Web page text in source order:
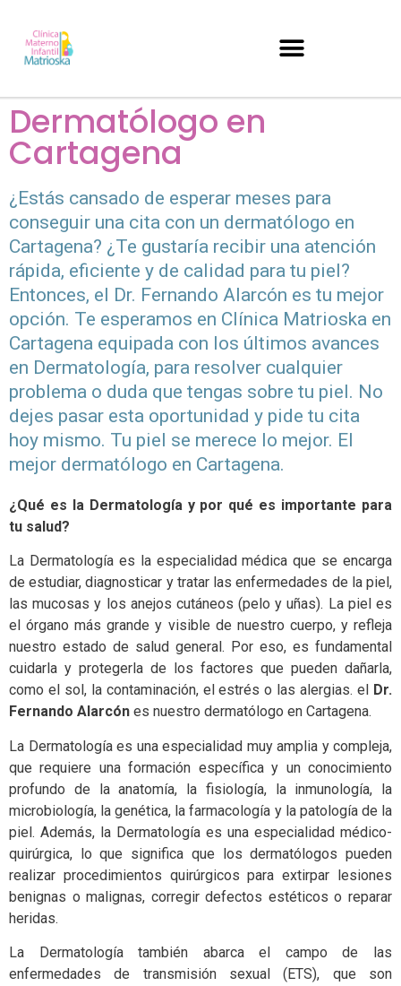
Dermatólogo en
Cartagena
¿Estás cansado de esperar meses para
conseguir una cita con un dermatólogo en
Cartagena? ¿Te gustaría recibir una atención
rápida, eficiente y de calidad para tu piel?
Entonces, el Dr. Fernando Alarcón es tu mejor
opción. Te esperamos en Clínica Matrioska en
Cartagena equipada con los últimos avances
en Dermatología, para resolver cualquier
problema o duda que tengas sobre tu piel. No
dejes pasar esta oportunidad y pide tu cita
hoy mismo. Tu piel se merece lo mejor. El
mejor dermatólogo en Cartagena.
¿Qué es la Dermatología y por qué es importante para
tu salud?
La Dermatología es la especialidad médica que se encarga
de estudiar, diagnosticar y tratar las enfermedades de la piel,
las mucosas y los anejos cutáneos (pelo y uñas). La piel es
el órgano más grande y visible de nuestro cuerpo, y refleja
nuestro estado de salud general. Por eso, es fundamental
cuidarla y protegerla de los factores que pueden dañarla,
como el sol, la contaminación, el estrés o las alergias. el
Dr.
Fernando Alarcón es nuestro dermatólogo en Cartagena.
La Dermatología es una especialidad muy amplia y compleja,
que requiere una formación específica y un conocimiento
profundo de la anatomía, la fisiología, la inmunología, la
microbiología, la genética, la farmacología y la patología de la
piel. Además, la Dermatología es una especialidad médico-
quirúrgica, lo que significa que los dermatólogos pueden
realizar procedimientos quirúrgicos para extirpar lesiones
benignas o malignas, corregir defectos estéticos o reparar
heridas.
La Dermatología también abarca el campo de las
enfermedades de transmisión sexual (ETS), que son